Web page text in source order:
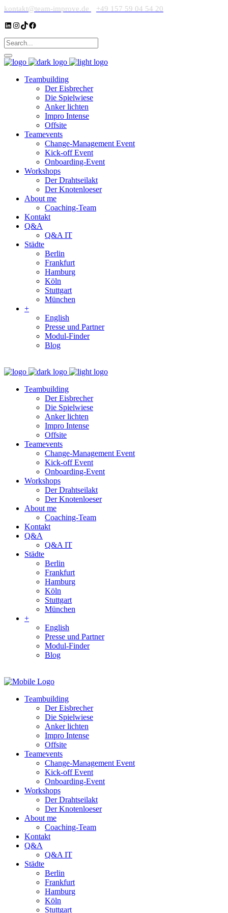
kontakt@team-improve.de +49 157 59 04 54 20
LinkedIn
Instagram
TikTokFacebook
Teambuilding
Der Eisbrecher
Die Spielwiese
Anker lichten
Impro Intense
Offsite
Teamevents
Change-Management Event
Kick-off Event
Onboarding-Event
Workshops
Der Drahtseilakt
Der Knotenloeser
About me
Coaching-Team
Kontakt
Q&A
Q&A IT
Städte
Berlin
Frankfurt
Hamburg
Köln
Stuttgart
München
+
English
Presse und Partner
Modul-Finder
Blog
Teambuilding
Der Eisbrecher
Die Spielwiese
Anker lichten
Impro Intense
Offsite
Teamevents
Change-Management Event
Kick-off Event
Onboarding-Event
Workshops
Der Drahtseilakt
Der Knotenloeser
About me
Coaching-Team
Kontakt
Q&A
Q&A IT
Städte
Berlin
Frankfurt
Hamburg
Köln
Stuttgart
München
+
English
Presse und Partner
Modul-Finder
Blog
Teambuilding
Der Eisbrecher
Die Spielwiese
Anker lichten
Impro Intense
Offsite
Teamevents
Change-Management Event
Kick-off Event
Onboarding-Event
Workshops
Der Drahtseilakt
Der Knotenloeser
About me
Coaching-Team
Kontakt
Q&A
Q&A IT
Städte
Berlin
Frankfurt
Hamburg
Köln
Stuttgart